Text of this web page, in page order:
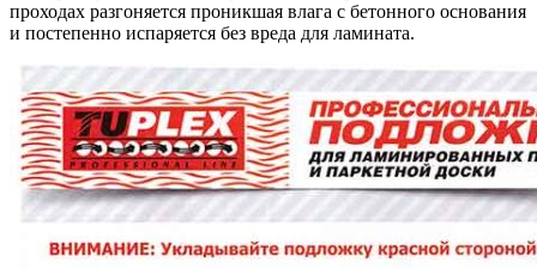
проходах разгоняется проникшая влага с бетонного основания
и постепенно испаряется без вреда для ламината.